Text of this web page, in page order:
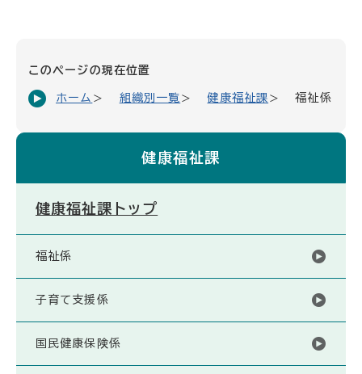
このページの現在位置
ホーム 組織別一覧 健康福祉課 福祉係
健康福祉課
健康福祉課トップ
福祉係
子育て支援係
国民健康保険係